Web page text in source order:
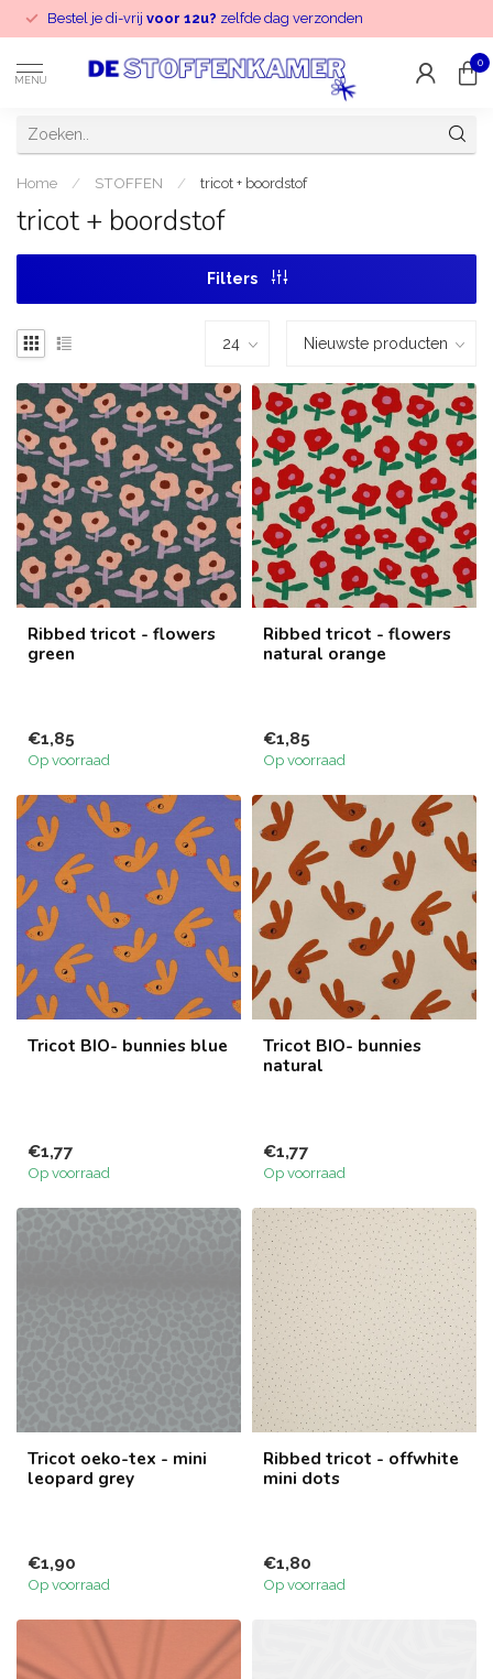
Bestel je di-vrij voor 12u? zelfde dag verzonden
MENU
0
Home / STOFFEN / tricot + boordstof
tricot + boordstof
Filters
Ribbed tricot - flowers
green
€1,85
Op voorraad
Ribbed tricot - flowers
natural orange
€1,85
Op voorraad
Tricot BIO- bunnies blue
€1,77
Op voorraad
Tricot BIO- bunnies
natural
€1,77
Op voorraad
Tricot oeko-tex - mini
leopard grey
€1,90
Op voorraad
Ribbed tricot - offwhite
mini dots
€1,80
Op voorraad